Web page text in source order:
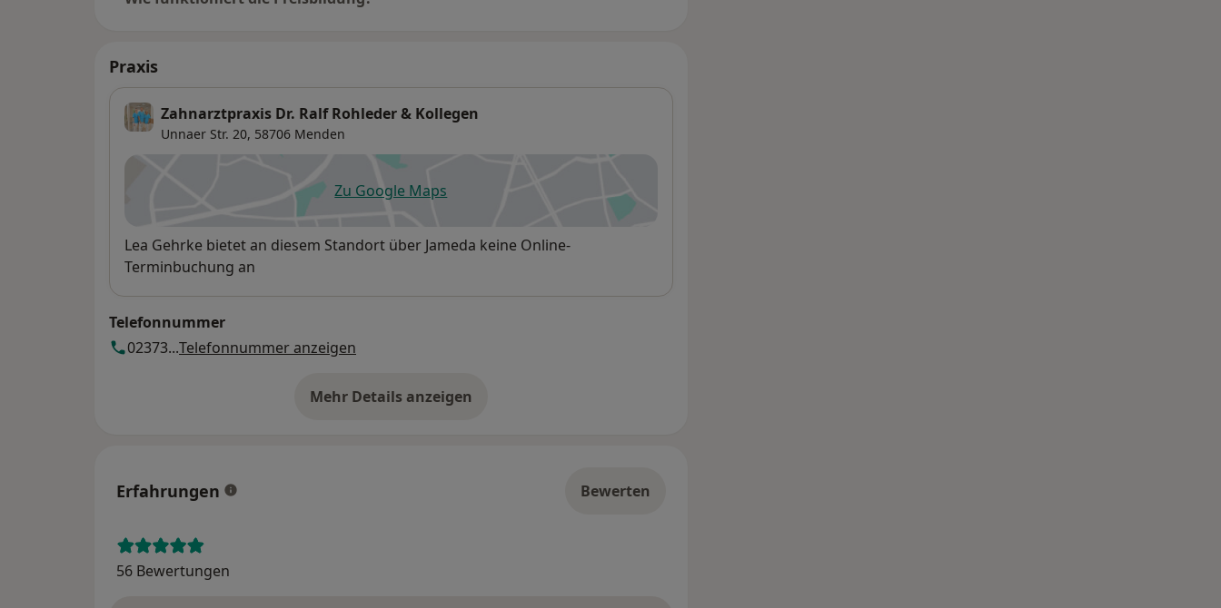
Praxis
Zahnarztpraxis Dr. Ralf Rohleder & Kollegen
Unnaer Str. 20, 58706 Menden
Zu Google Mapsöffnet in einer neuen Registerkarte
Verfügbarkeit
Lea Gehrke bietet an diesem Standort über Jameda keine Online-
Terminbuchung an
Telefonnummer
02373...Telefonnummer anzeigen
Mehr Details anzeigen
über die Adresse
Erfahrungen Bewerten
56 Bewertungen